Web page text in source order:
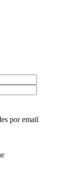
por email